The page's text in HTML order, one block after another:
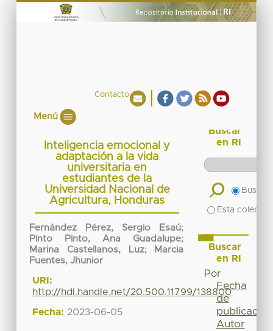
Contacto
Menú
Inteligencia emocional y
adaptación a la vida
universitaria en
estudiantes de la
Universidad Nacional de
Agricultura, Honduras
Fernández Pérez, Sergio Esaú;
Pinto Pinto, Ana Guadalupe;
Marina Castellanos, Luz;
Marcia
Fuentes, Jhunior
URI:
http://hdl.handle.net/20.500.11799/138800
Fecha: 2023-06-05
Buscar
en RI
Buscar
Esta
Buscar
en RI
Por
Fecha
de
publicación
Autor